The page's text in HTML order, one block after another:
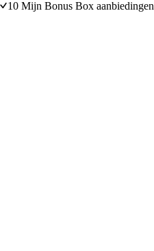
10 Mijn Bonus Box aanbiedingen